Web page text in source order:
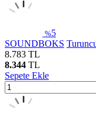
%5
SOUNDBOKS
8.783 TL
8.344 TL
Sepete Ekle